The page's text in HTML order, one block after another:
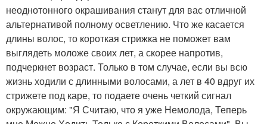
неоднотонного окрашивания станут для вас отличной
альтернативой полному осветлению. Что же касается
длины волос, то короткая стрижка не поможет вам
выглядеть моложе своих лет, а скорее напротив,
подчеркнет возраст. Только в том случае, если вы всю
жизнь ходили с длинными волосами, а лет в 40 вдруг их
стрижете под каре, то подаете очень четкий сигнал
окружающим: "Я Считаю, что я уже Немолода, Теперь